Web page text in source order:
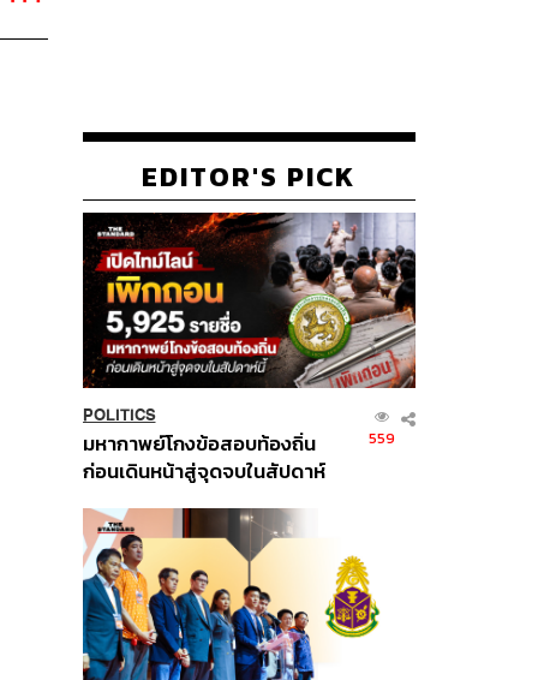
EDITOR'S PICK
POLITICS
มหากาพย์โกงข้อสอบท้องถิ่น
ก่อนเดินหน้าสู่จุดจบในสัปดาห์
559